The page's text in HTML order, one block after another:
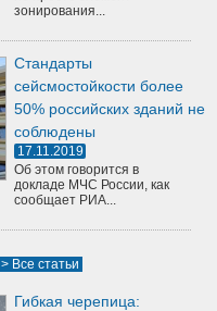
зонирования...
Стандарты
сейсмостойкости более
50% российских зданий не
соблюдены
17.11.2019
Об этом говорится в
докладе МЧС России, как
сообщает РИА...
> Все статьи
Гибкая черепица: